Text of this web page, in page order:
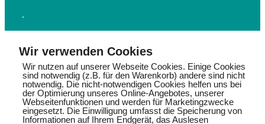
Wir verwenden Cookies
Wir nutzen auf unserer Webseite Cookies. Einige Cookies
sind notwendig (z.B. für den Warenkorb) andere sind nicht
notwendig. Die nicht-notwendigen Cookies helfen uns bei
der Optimierung unseres Online-Angebotes, unserer
Webseitenfunktionen und werden für Marketingzwecke
eingesetzt. Die Einwilligung umfasst die Speicherung von
Informationen auf Ihrem Endgerät, das Auslesen